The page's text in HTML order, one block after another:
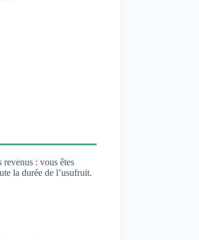
: vous êtes
la durée de l’usufruit.